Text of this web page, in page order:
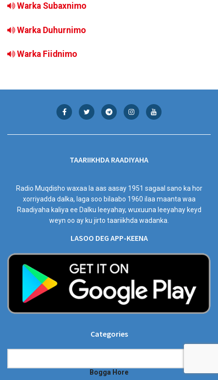
Warka Subaxnimo
Warka Duhurnimo
Warka Fiidnimo
TAARIIKHDA RAADIYAHA
Radio Muqdisho waxaa la aas aasay 1951 sagaal sano ka hor
xorriyadda dalka, laga soo bilaabo 1960 ilaa maanta waa
Raadiyaha kaliya ee Dalku leeyahay, wuxuuna leeyahay keyd
weyn oo ay ku jirto taariikhda wadanka.
LASOO DEG APP-KEENA
Categories
Bogga Hore